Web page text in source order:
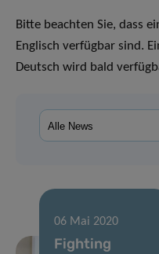
Bitte beachten Sie, dass
Englisch verfügbar sind.
Deutsch wird bald
06 Mai 2020
Fighting